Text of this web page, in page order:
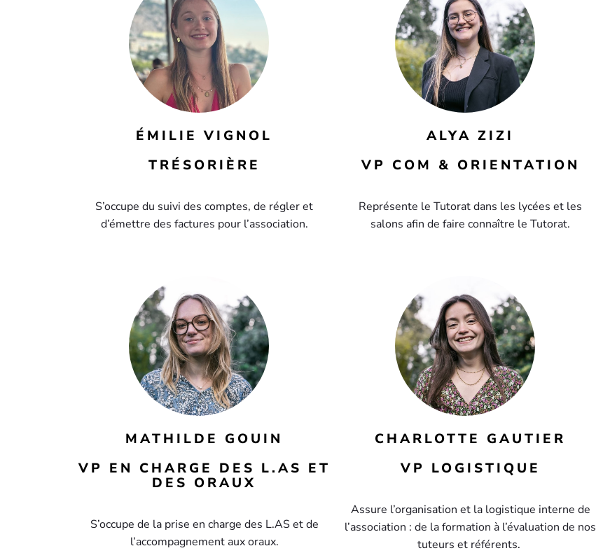
ÉMILIE VIGNOL
TRÉSORIÈRE
S’occupe du suivi des comptes, de régler et
d’émettre des factures pour l’association.
ALYA ZIZI
VP COM & ORIENTATION
Représente le Tutorat dans les lycées et les
salons afin de faire connaître le Tutorat.
MATHILDE GOUIN
VP EN CHARGE DES L.AS ET
DES ORAUX
S’occupe de la prise en charge des L.AS et de
l’accompagnement aux oraux.
CHARLOTTE GAUTIER
VP LOGISTIQUE
Assure l’organisation et la logistique interne de
l’association : de la formation à l’évaluation de nos
tuteurs et référents.